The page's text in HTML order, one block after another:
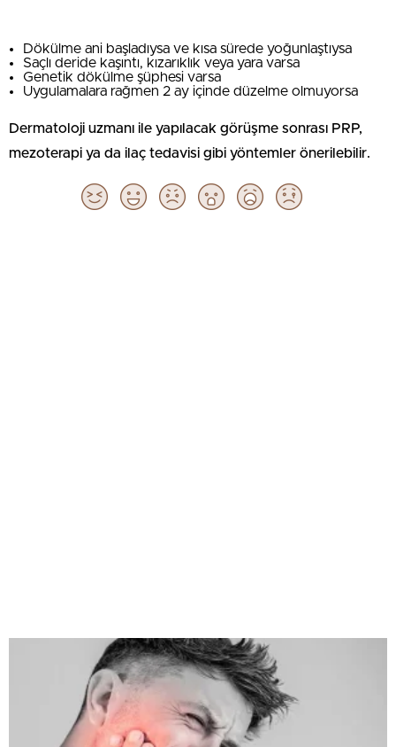
Dökülme ani başladıysa ve kısa sürede yoğunlaştıysa
Saçlı deride kaşıntı, kızarıklık veya yara varsa
Genetik dökülme şüphesi varsa
Uygulamalara rağmen 2 ay içinde düzelme olmuyorsa
Dermatoloji uzmanı ile yapılacak görüşme sonrası PRP,
mezoterapi ya da ilaç tedavisi gibi yöntemler önerilebilir.